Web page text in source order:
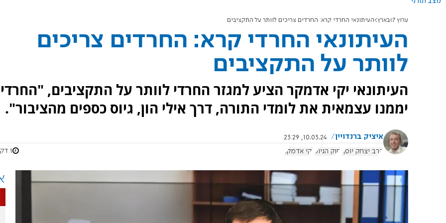
ערוץ 7 בארץ העיתונאי החרדי קרא: החרדים צריכים לוותר על התקציבים
העיתונאי החרדי קרא: החרדים צריכים
לוותר על התקציבים
העיתונאי יקי אדמקר הציע למגזר החרדי לוותר על התקציבים,
יממנו עצמאית את לומדי התורה, דרך אילי הון, גיוס כספים מהציבור".
איציק ברנדויין
10.03.24, 23:29
הרב יצחק יוסף
חוק הגיוס יקי אדמקר 1 דקות